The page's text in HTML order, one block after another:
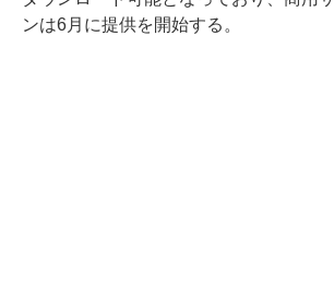
ンは6月に提供を開始する。